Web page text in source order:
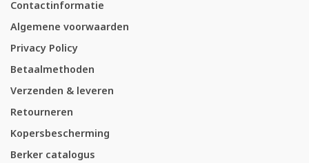
Contactinformatie
Algemene voorwaarden
Privacy Policy
Betaalmethoden
Verzenden & leveren
Retourneren
Kopersbescherming
Berker catalogus